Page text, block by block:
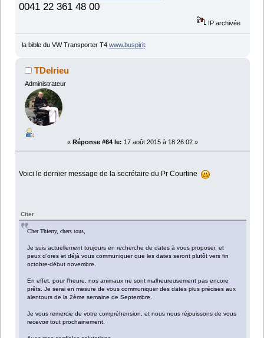
0041 22 361 48 00
IP archivée
la bible du VW Transporter T4 www.buspirit.
TDelrieu
Administrateur
« Réponse #64 le: 17 août 2015 à 18:26:02 »
Voici le dernier message de la secrétaire du Pr Courtine
Citer
Cher Thierry, chers tous,
Je suis actuellement toujours en recherche de dates à vous proposer, et
peux d’ores et déjà vous communiquer que les dates seront plutôt vers fin
octobre-début novembre.
En effet, pour l’heure, nos animaux ne sont malheureusement pas encore
prêts. Je serai en mesure de vous communiquer des dates plus précises aux
alentours de la 2ème semaine de Septembre.
Je vous remercie de votre compréhension, et nous nous réjouissons de vous
recevoir tout prochainement.